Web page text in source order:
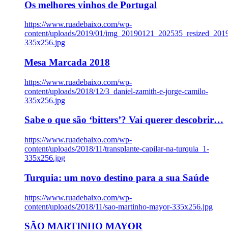
Os melhores vinhos de Portugal
https://www.ruadebaixo.com/wp-
content/uploads/2019/01/
335x256.jpg
Mesa Marcada 2018
https://www.ruadebaixo.com/wp-
content/uploads/2018/12/3_daniel-zamith-e-jorge-camilo-
335x256.jpg
Sabe o que são ‘bitters’? Vai querer descobrir…
https://www.ruadebaixo.com/wp-
content/uploads/2018/11/transplante-capilar-na-turquia_1-
335x256.jpg
Turquia: um novo destino para a sua Saúde
https://www.ruadebaixo.com/wp-
content/uploads/2018/11/sao-martinho-mayor-335x256.jpg
SÃO MARTINHO MAYOR